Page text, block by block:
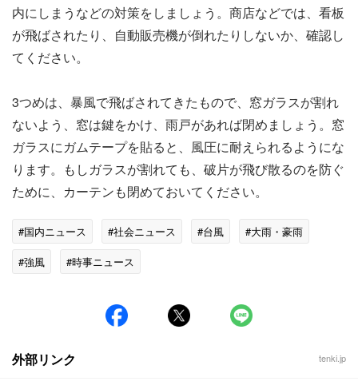
内にしまうなどの対策をしましょう。商店などでは、看板
が飛ばされたり、自動販売機が倒れたりしないか、確認し
てください。
3つめは、暴風で飛ばされてきたもので、窓ガラスが割れ
ないよう、窓は鍵をかけ、雨戸があれば閉めましょう。窓
ガラスにガムテープを貼ると、風圧に耐えられるようにな
ります。もしガラスが割れても、破片が飛び散るのを防ぐ
ために、カーテンも閉めておいてください。
#国内ニュース #社会ニュース #台風
#大雨・豪雨
#強風
#時事ニュース
外部リンク tenki.jp